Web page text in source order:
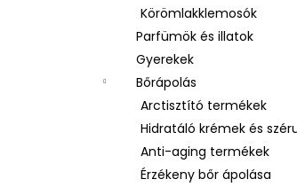
Körömlakklemosók
Parfümök és illatok
Gyerekek
Bőrápolás
Arctisztító termékek
Hidratáló krémek és
Anti-aging termékek
Érzékeny bőr ápolása